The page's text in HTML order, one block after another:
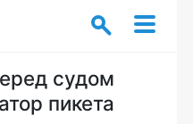
судом
пикета